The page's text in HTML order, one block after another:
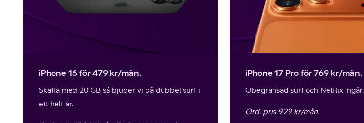
iPhone 16 för 479 kr/mån.
Skaffa med 20 GB så bjuder vi på dubbel surf i
ett helt år.
iPhone 17 Pro för 769 kr/mån.
Obegränsad surf och Netflix ingår.
Ord. pris 929 kr/mån.